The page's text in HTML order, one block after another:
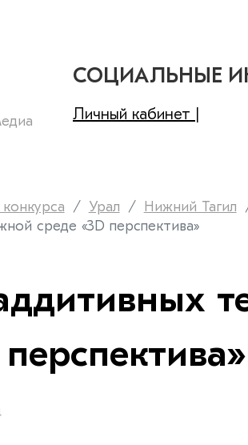
СОЦИАЛЬНЫЕ
Личный кабинет |
Урал Нижний Тагил
среде «3D перспектива»